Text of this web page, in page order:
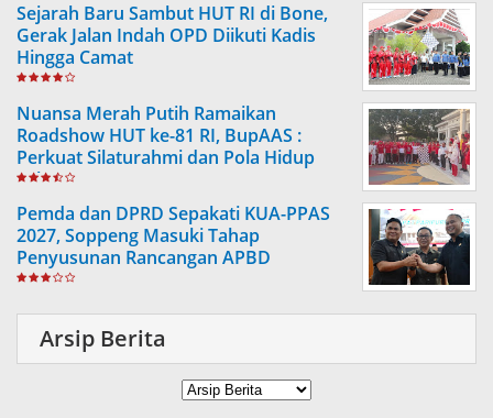
Sejarah Baru Sambut HUT RI di Bone,
Gerak Jalan Indah OPD Diikuti Kadis
Hingga Camat
Nuansa Merah Putih Ramaikan
Roadshow HUT ke-81 RI, BupAAS :
Perkuat Silaturahmi dan Pola Hidup
Sehat
Pemda dan DPRD Sepakati KUA-PPAS
2027, Soppeng Masuki Tahap
Penyusunan Rancangan APBD
Arsip Berita